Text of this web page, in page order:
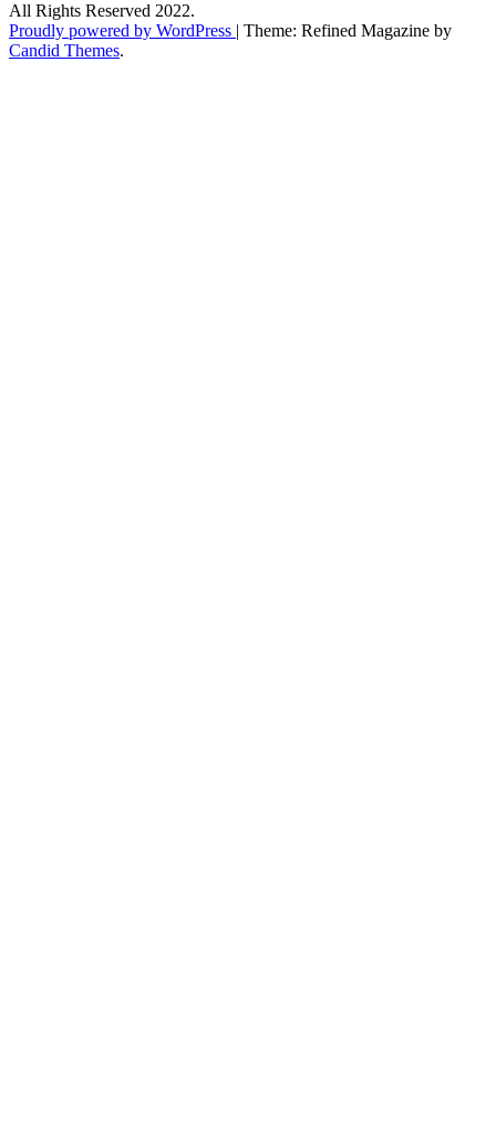
All Rights Reserved 2022.
Proudly powered by WordPress | Theme: Refined Magazine by
Candid Themes.